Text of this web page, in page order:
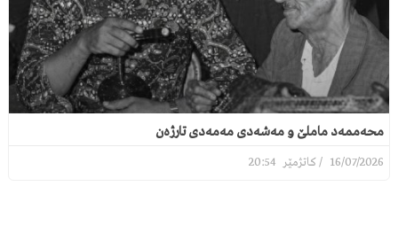
محەممەد ماملێ و مەشەدی مەمەدی تارژەن
16/07/2026